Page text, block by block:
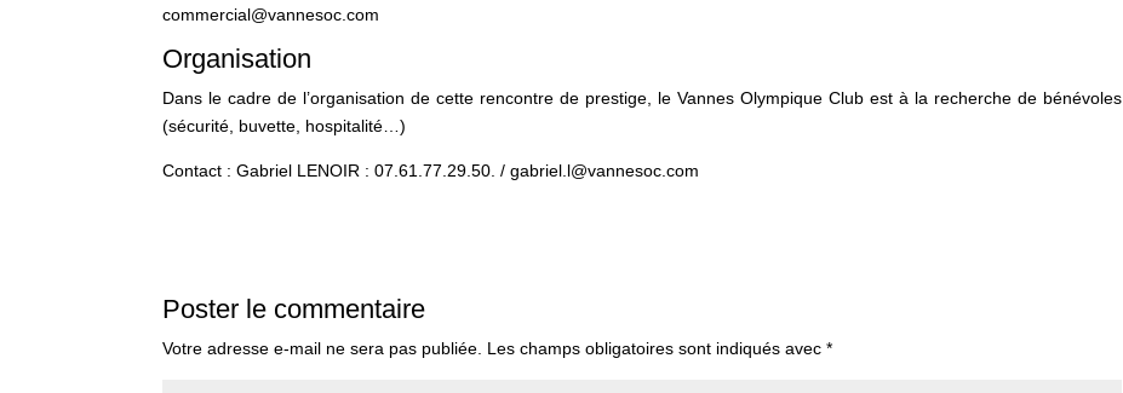
commercial@vannesoc.com
Organisation
Dans le cadre de l’organisation de cette rencontre de prestige, le Vannes Olympique Club est à la recherche de bénévoles
(sécurité, buvette, hospitalité…)
Contact : Gabriel LENOIR : 07.61.77.29.50. / gabriel.l@vannesoc.com
Poster le commentaire
Votre adresse e-mail ne sera pas publiée. Les champs obligatoires sont indiqués avec*